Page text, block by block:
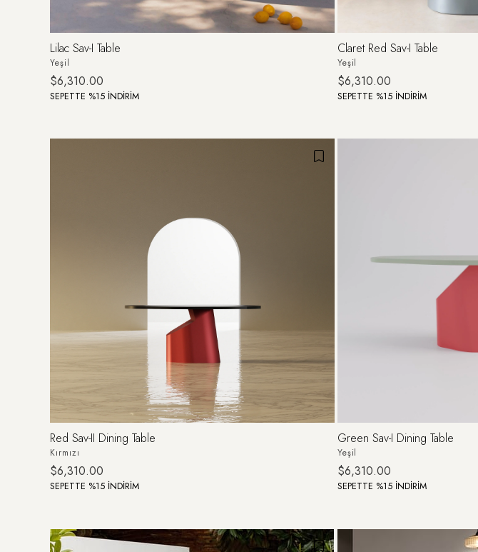
Lilac Sav-I Table
Yeşil
$6,310.00
SEPETTE %15 İNDİRİM
Claret Red Sav-I Table
Yeşil
$6,310.00
SEPETTE %15 İNDİRİM
Red Sav-II Dining Table
Kırmızı
$6,310.00
SEPETTE %15 İNDİRİM
Green Sav-I Dining Table
Yeşil
$6,310.00
SEPETTE %15 İNDİRİM